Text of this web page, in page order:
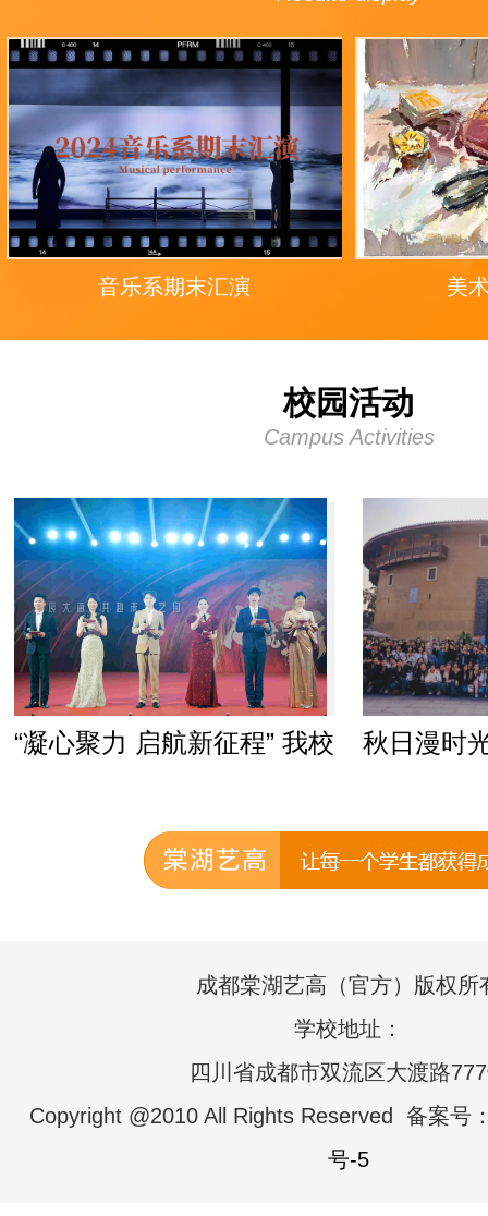
音乐系期末汇演 美
校园活动
Campus Activities
“凝心聚力 启航新征程” 我校
燃！
秋日漫时
成都棠湖艺高（官方）版权所
学校地址：
四川省成都市双流区大渡路
Copyright @2010 All Rights Reserved 备案号
号-5